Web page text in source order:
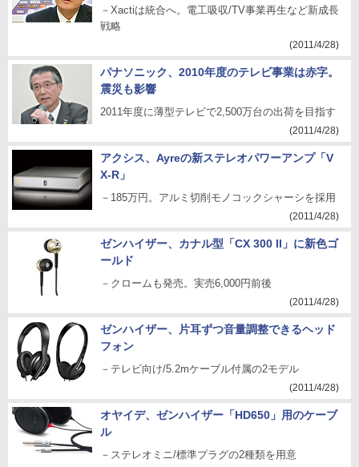
－Xactiは統合へ。電工吸収/TV事業再生など新成長
戦略
(2011/4/28)
パナソニック、2010年度のテレビ事業は赤字。
震災も影響
2011年度に薄型テレビで2,500万台の出荷を目指す
(2011/4/28)
アクシス、Ayreの新ステレオパワーアンプ「V
X-R」
－185万円。アルミ切削モノコックシャーシを採用
(2011/4/28)
ゼンハイザー、カナル型「CX 300 II」に新色ゴ
ールド
－クロームも発売。実売6,000円前後
(2011/4/28)
ゼンハイザー、片耳ずつ音量調整できるヘッド
フォン
－テレビ向け/5.2mケーブル付属の2モデル
(2011/4/28)
オヤイデ、ゼンハイザー「HD650」用のケーブ
ル
－ステレオミニ/標準プラグの2種類を用意